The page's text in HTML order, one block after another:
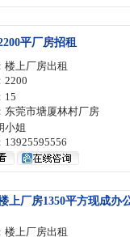
平厂房招租
楼上厂房出租
2200
15
东莞市塘厦林村厂房
小姐
13925595556
上厂房1350平方现成办
楼上厂房出租